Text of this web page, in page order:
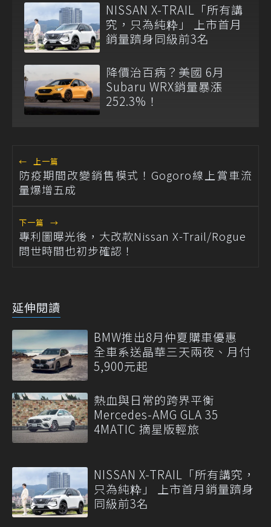
NISSAN X-TRAIL「所有講
究，只為純粋」 上市首月
銷量躋身同級前3名
降價治百病？美國 6月
Subaru WRX銷量暴漲
252.3%！
← 上一篇
防疫期間改變銷售模式！Gogoro線上賞車流
量爆增五成
下一篇 →
專利圖曝光後，大改款Nissan X-Trail/Rogue
問世時間也初步確認！
延伸閱讀
BMW推出8月仲夏購車優惠
全車系送晶華三天兩夜、月付
5,900元起
熱血與日常的跨界平衡
Mercedes-AMG GLA 35
4MATIC 摘星版輕旅
NISSAN X-TRAIL「所有講究，
只為純粋」 上市首月銷量躋身
同級前3名